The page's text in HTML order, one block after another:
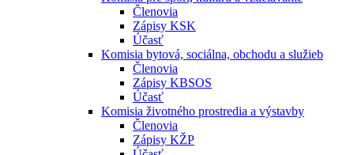
Členovia
Zápisy KSK
Účasť
Komisia bytová, sociálna, obchodu a služieb
Členovia
Zápisy KBSOS
Účasť
Komisia životného prostredia a výstavby
Členovia
Zápisy KŽP